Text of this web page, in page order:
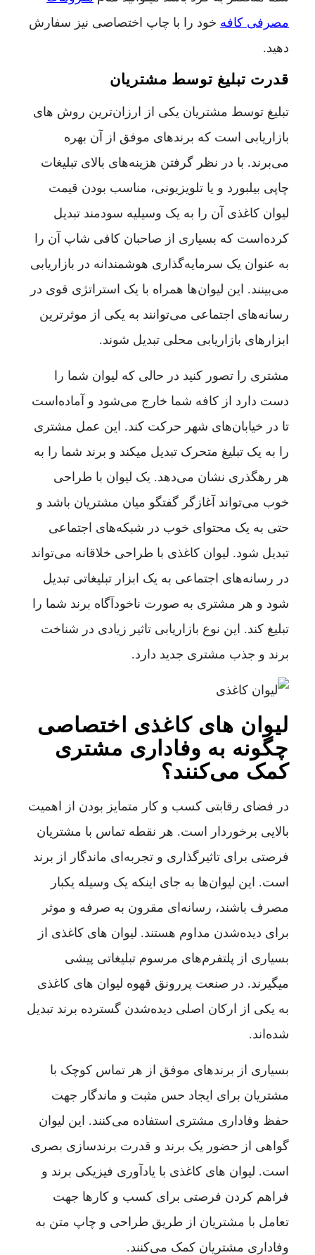
مصرفی کافه خود را با چاپ اختصاصی نیز سفارش
دهید.
قدرت تبلیغ توسط مشتریان
تبلیغ توسط مشتریان یکی از ارزان‌ترین روش های
بازاریابی است که برندهای موفق از آن بهره
می‌برند. با در نظر گرفتن هزینه‌های بالای تبلیغات
چاپی بیلبورد و یا تلویزیونی، مناسب بودن قیمت
لیوان کاغذی آن را به یک وسیلیه سودمند تبدیل
کرده‌است که بسیاری از صاحبان کافی شاپ آن را
به عنوان یک سرمایه‌گذاری هوشمندانه در بازاریابی
می‌بینند. این لیوان‌ها همراه با یک استراتژی قوی در
رسانه‌های اجتماعی می‌توانند به یکی از موثرترین
ابزارهای بازاریابی محلی تبدیل شوند.
مشتری را تصور کنید در حالی که لیوان شما را
دست دارد از کافه شما خارج می‌شود و آماده‌است
تا در خیابان‌های شهر حرکت کند. این عمل مشتری
را به یک تبلیغ متحرک تبدیل میکند و برند شما را به
هر رهگذری نشان می‌دهد. یک لیوان با طراحی
خوب می‌تواند آغازگر گفتگو میان مشتریان باشد و
حتی به یک محتوای خوب در شبکه‌های اجتماعی
تبدیل شود. لیوان کاغذی با طراحی خلاقانه می‌تواند
در رسانه‌های اجتماعی به یک ابزار تبلیغاتی تبدیل
شود و هر مشتری به صورت ناخودآگاه برند شما را
تبلیغ کند. این نوع بازاریابی تاثیر زیادی در شناخت
برند و جذب مشتری جدید دارد.
لیوان های کاغذی اختصاصی
چگونه به وفاداری مشتری
کمک می‌کنند؟
در فضای رقابتی کسب و کار متمایز بودن از اهمیت
بالایی برخوردار است. هر نقطه تماس با مشتریان
فرصتی برای تاثیرگذاری و تجربه‌ای ماندگار از برند
است. این لیوان‌ها به جای اینکه یک وسیله یکبار
مصرف باشند، رسانه‌ای مقرون به صرفه و موثر
برای دیده‌شدن مداوم هستند. لیوان های کاغذی از
بسیاری از پلتفرم‌های مرسوم تبلیغاتی پیشی
میگیرند. در صنعت پررونق قهوه لیوان های کاغذی
به یکی از ارکان اصلی دیده‌شدن گسترده برند تبدیل
شده‌اند.
بسیاری از برندهای موفق از هر تماس کوچک با
مشتریان برای ایجاد حس مثبت و ماندگار جهت
حفظ وفاداری مشتری استفاده می‌کنند. این لیوان‌
گواهی از حضور یک برند و قدرت برندسازی بصری
است. لیوان های کاغذی با یادآوری فیزیکی برند و
فراهم کردن فرصتی برای کسب و کارها جهت
تعامل با مشتریان از طریق طراحی و چاپ متن به
وفاداری مشتریان کمک می‌کنند.